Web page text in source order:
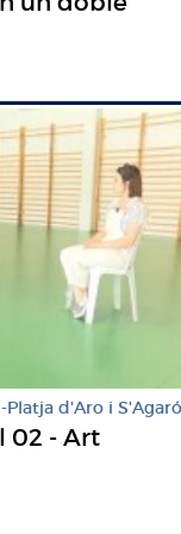
Platja d'Aro i S'Agaró
02 - Art